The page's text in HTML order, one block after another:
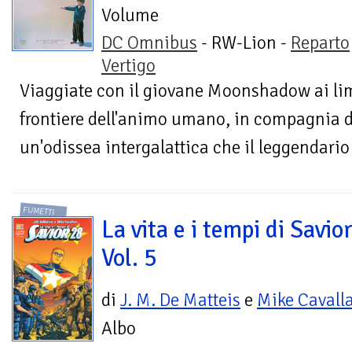
Volume
DC Omnibus - RW-Lion - Reparto
Vertigo
Viaggiate con il giovane Moonshadow ai
frontiere dell'animo umano, in compagnia
un'odissea intergalattica che il
FUMETTI
La vita e i tempi di
Vol. 5
di J. M. De Matteis e Mike
Albo